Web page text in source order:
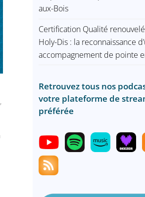
,
aux-Bois
Certification Qualité
Holy-Dis : la reconnaissance
accompagnement de pointe
Retrouvez tous nos
votre plateforme de
préférée